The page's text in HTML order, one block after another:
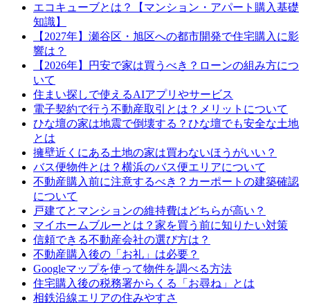
エコキューブとは？【マンション・アパート購入基礎
知識】
【2027年】瀬谷区・旭区への都市開発で住宅購入に影
響は？
【2026年】円安で家は買うべき？ローンの組み方につ
いて
住まい探しで使えるAIアプリやサービス
電子契約で行う不動産取引とは？メリットについて
ひな壇の家は地震で倒壊する？ひな壇でも安全な土地
とは
擁壁近くにある土地の家は買わないほうがいい？
バス便物件とは？横浜のバス便エリアについて
不動産購入前に注意するべき？カーポートの建築確認
について
戸建てとマンションの維持費はどちらが高い？
マイホームブルーとは？家を買う前に知りたい対策
信頼できる不動産会社の選び方は？
不動産購入後の「お礼」は必要？
Googleマップを使って物件を調べる方法
住宅購入後の税務署からくる「お尋ね」とは
相鉄沿線エリアの住みやすさ